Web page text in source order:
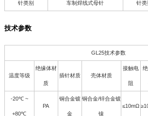
针类别 车制焊线式母针 针类
技术参数
GL25技术参数
温度等级
绝缘体材
质
插针材质 壳体材质
接触电
阻
-20℃ ~
+80℃
PA
铜合金镀
金
铜合金/锌合金镀
镍
≤10mΩ